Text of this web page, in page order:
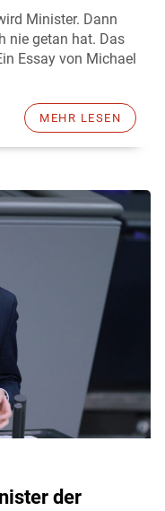
Minister. Dann
nie getan hat. Das
Essay von Michael
MEHR LESEN
der